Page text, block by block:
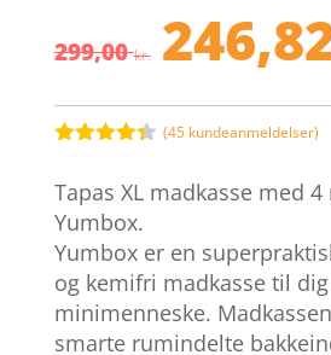
299,00kr. Den
pris
var:
299,00
ud af 5
baseret
på
kundebedø
mmelser
(45 kundeanmeldelser)
Tapas XL madkasse med
Yumbox.
Yumbox er en
og kemifri madkasse til
minimenneske.
smarte rumindelte